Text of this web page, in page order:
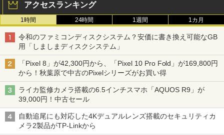
アクセスランキング
1時間 24時間 1週間 1カ月
令和のファミコンディスクシステム？安価に書き換え可能なGB
用「しましまディスクシステム」
「Pixel 8」が42,300円から、「Pixel 10 Pro Fold」が169,800円
から！秋葉原で中古のPixelシリーズがお買い得
ライカ監修カメラ搭載の6.5インチスマホ「AQUOS R9」が
39,000円！中古セール
自動追尾にも対応した4Kデュアルレンズ搭載のセキュリティカ
メラ2製品がTP-Linkから